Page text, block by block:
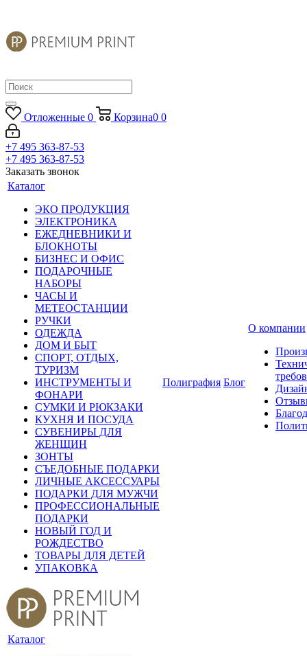
Отложенные 0 Корзина0 0
+7 495 363-87-53
+7 495 363-87-53
Заказать звонок
Каталог
ЭКО ПРОДУКЦИЯ
ЭЛЕКТРОНИКА
ЕЖЕДНЕВНИКИ И
БЛОКНОТЫ
БИЗНЕС И ОФИС
ПОДАРОЧНЫЕ
НАБОРЫ
ЧАСЫ И
МЕТЕОСТАНЦИИ
РУЧКИ
ОДЕЖДА
ДОМ И БЫТ
СПОРТ, ОТДЫХ,
ТУРИЗМ
ИНСТРУМЕНТЫ И
ФОНАРИ
СУМКИ И РЮКЗАКИ
КУХНЯ И ПОСУДА
СУВЕНИРЫ ДЛЯ
ЖЕНЩИН
ЗОНТЫ
СЪЕДОБНЫЕ ПОДАРКИ
ЛИЧНЫЕ АКСЕССУАРЫ
ПОДАРКИ ДЛЯ МУЖЧИ
ПРОФЕССИОНАЛЬНЫЕ
ПОДАРКИ
НОВЫЙ ГОД И
РОЖДЕСТВО
ТОВАРЫ ДЛЯ ДЕТЕЙ
УПАКОВКА
Полиграфия Блог
О компании
Каталог